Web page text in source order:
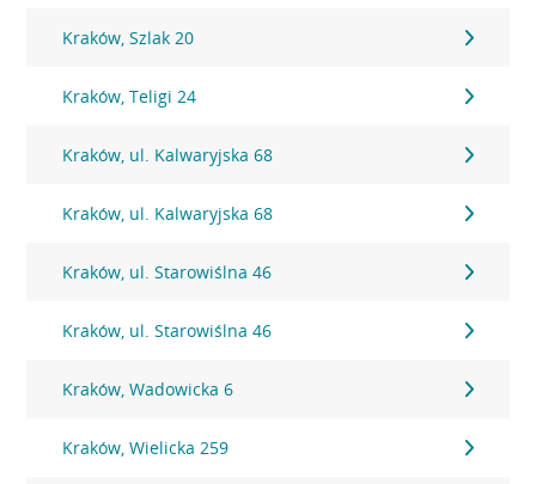
Kraków, Szlak 20
Kraków, Teligi 24
Kraków, ul. Kalwaryjska 68
Kraków, ul. Kalwaryjska 68
Kraków, ul. Starowiślna 46
Kraków, ul. Starowiślna 46
Kraków, Wadowicka 6
Kraków, Wielicka 259